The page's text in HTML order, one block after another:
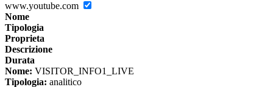
www.youtube.com
Nome
Tipologia
Proprieta
Descrizione
Durata
Nome: VISITOR_INFO1_LIVE
Tipologia: analitico